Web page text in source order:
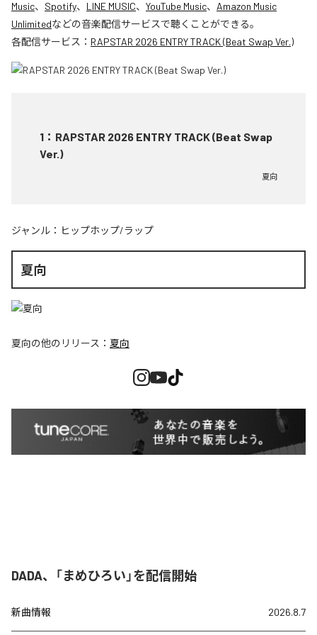
Music、 Spotify、 LINE MUSIC、 YouTube Music、 Amazon Music
Unlimitedなどの音楽配信サービスで聴くことができる。
各配信サービス： RAPSTAR 2026 ENTRY TRACK (Beat Swap Ver.)
1 ： RAPSTAR 2026 ENTRY TRACK (Beat Swap
Ver.)
夏向
ジャンル： ヒップホップ/ラップ
夏向
夏向の他のリリース： 夏向
DADA、「まめひろい」を配信開始
新曲情報 2026.8.7